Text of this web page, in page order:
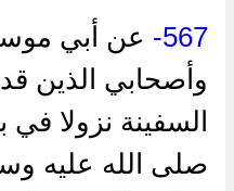
567-
عن أبي
وأصحابي الذين
السفينة نزولا في
صلى الله عليه